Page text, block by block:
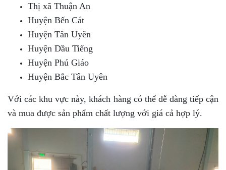
Thị xã Thuận An
Huyện Bến Cát
Huyện Tân Uyên
Huyện Dầu Tiếng
Huyện Phú Giáo
Huyện Bắc Tân Uyên
Với các khu vực này, khách hàng có thể dễ dàng tiếp cận
và mua được sản phẩm chất lượng với giá cả hợp lý.